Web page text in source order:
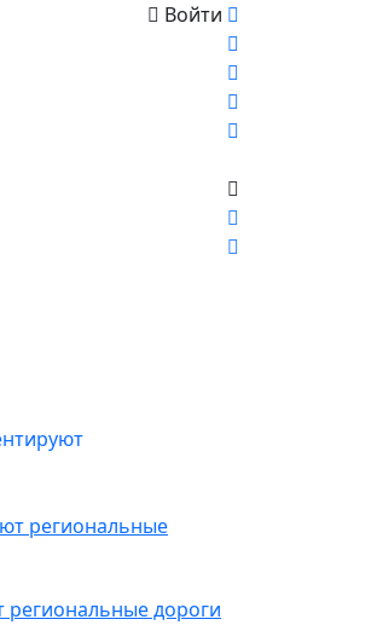
Войти
региональные дороги